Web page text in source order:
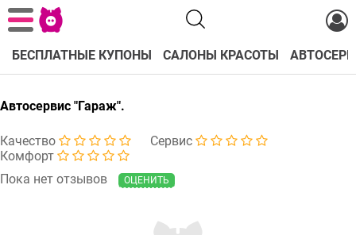
БЕСПЛАТНЫЕ КУПОНЫ САЛОНЫ КРАСОТЫ
Автосервис "Гараж".
Качество
Сервис
Комфорт
Пока нет отзывов
ОЦЕНИТЬ